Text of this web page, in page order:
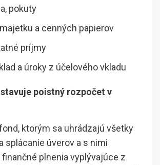
pokuty
a cenných papierov
príjmy
a úroky z účelového vkladu
poistný rozpočet v
ktorým sa uhrádzajú všetky
splácanie úverov a s nimi
plnenia vyplývajúce z